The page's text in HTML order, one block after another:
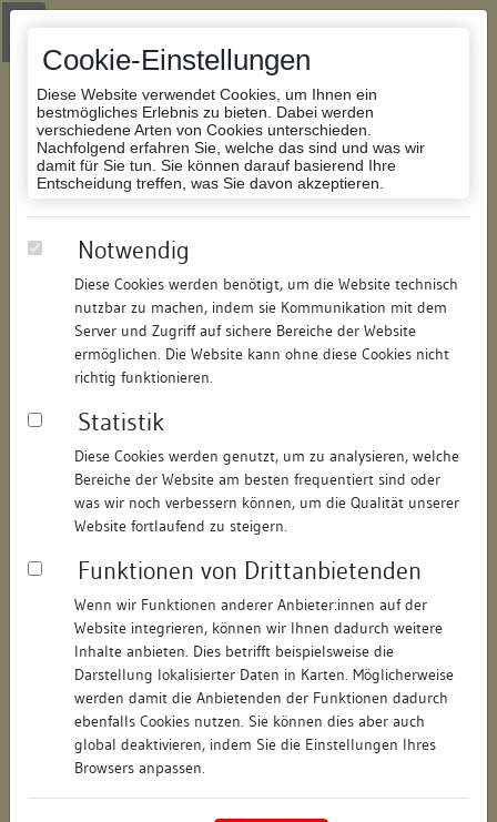
Cookie-Einstellungen
Diese Website verwendet Cookies, um Ihnen ein
bestmögliches Erlebnis zu bieten. Dabei werden
verschiedene Arten von Cookies unterschieden.
Nachfolgend erfahren Sie, welche das sind und was wir
damit für Sie tun. Sie können darauf basierend Ihre
Entscheidung treffen, was Sie davon akzeptieren.
Notwendig
Diese Cookies werden benötigt, um die Website technisch
nutzbar zu machen, indem sie Kommunikation mit dem
Server und Zugriff auf sichere Bereiche der Website
ermöglichen. Die Website kann ohne diese Cookies nicht
richtig funktionieren.
Statistik
Diese Cookies werden genutzt, um zu analysieren, welche
Bereiche der Website am besten frequentiert sind oder
was wir noch verbessern können, um die Qualität unserer
Website fortlaufend zu steigern.
Funktionen von Drittanbietenden
Wenn wir Funktionen anderer Anbieter:innen auf der
Website integrieren, können wir Ihnen dadurch weitere
Inhalte anbieten. Dies betrifft beispielsweise die
Darstellung lokalisierter Daten in Karten. Möglicherweise
werden damit die Anbietenden der Funktionen dadurch
ebenfalls Cookies nutzen. Sie können dies aber auch
global deaktivieren, indem Sie die Einstellungen Ihres
Browsers anpassen.
Zur Navigation springen
Zum Inhalt der Website springen
Datenbank Bauforschung/Restaurierung
147891481012/Datum:08.08.2017
Datenbestand:
Bauforschung und Restaurierung
Als PDF herunterladen:
Objektdaten
Straße: Tuttlinger Straße
Hausnummer: 17/19
Postleitzahl: 78628
Stadt-Teilort: Rottweil
Regierungsbezirk: Freiburg
Rottweil (Landkreis)
Wohnplatzschlüssel: 8325049025
Flurstücknummer: keine